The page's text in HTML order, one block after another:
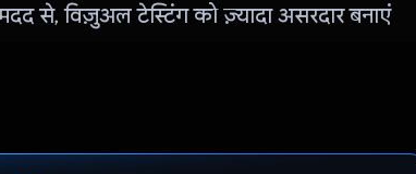
से, विज़ुअल टेस्टिंग को ज़्यादा असरदार बनाएं